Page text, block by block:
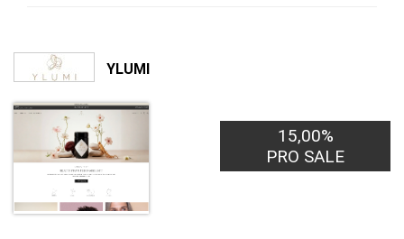
YLUMI
15,00%
PRO SALE